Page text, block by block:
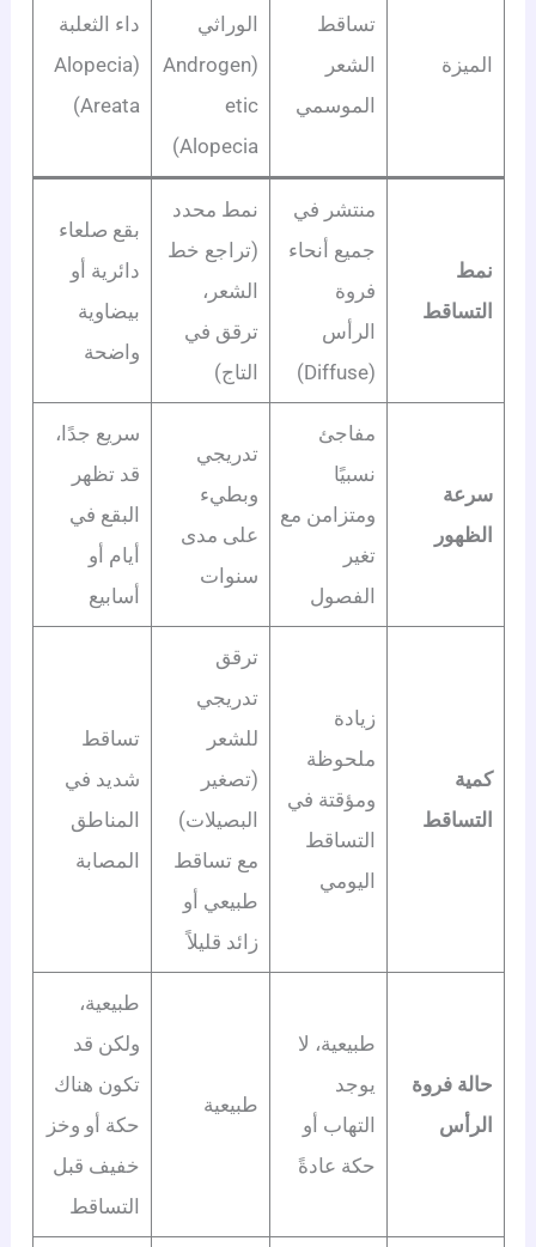
الميزة
تساقط
الشعر
الموسمي
الوراثي
(Androgen
Etic
Alopecia)
داء الثعلبة
(Alopecia
Areata)
نمط
التساقط
منتشر في
جميع أنحاء
فروة
الرأس
نمط محدد
(تراجع خط
الشعر،
ترقق في
التاج)
بقع صلعاء
دائرية أو
بيضاوية
واضحة
سرعة
الظهور
مفاجئ
نسبيًا
ومتزامن مع
تغير
الفصول
تدريجي
وبطيء
على مدى
سنوات
سريع جدًا،
قد تظهر
البقع في
أيام أو
أسابيع
كمية
التساقط
زيادة
ملحوظة
ومؤقتة في
التساقط
اليومي
ترقق
تدريجي
للشعر
(تصغير
البصيلات)
مع تساقط
طبيعي أو
زائد قليلاً
تساقط
شديد في
المناطق
المصابة
حالة فروة
الرأس
طبيعية، لا
يوجد
التهاب أو
حكة عادةً
طبيعية
طبيعية،
ولكن قد
تكون هناك
حكة أو وخز
خفيف قبل
التساقط